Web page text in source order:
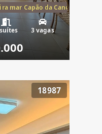
mar Capão da Canoa,
3 vagas
18987